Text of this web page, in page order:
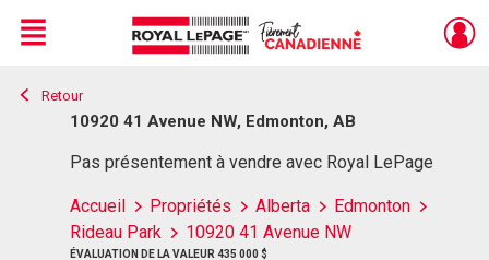
Live
En Direct
Menu
Retour
10920 41 Avenue NW, Edmonton, AB
Pas présentement à vendre avec Royal LePage
Accueil Propriétés Alberta
Edmonton
Rideau Park
10920 41 Avenue NW
ÉVALUATION DE LA VALEUR 435 000 $